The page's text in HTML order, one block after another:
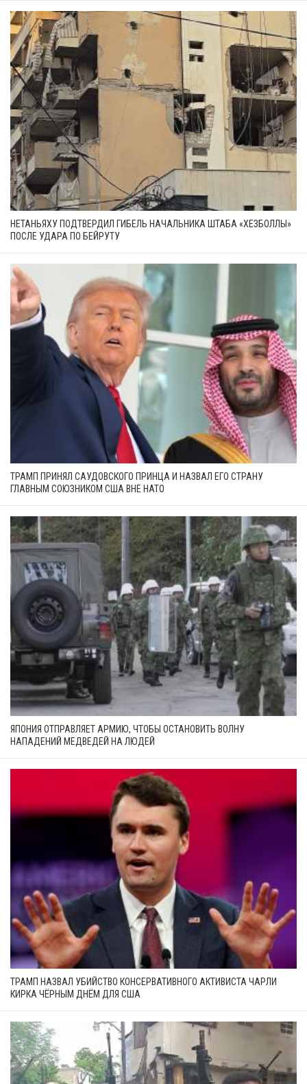
НЕТАНЬЯХУ ПОДТВЕРДИЛ ГИБЕЛЬ НАЧАЛЬНИКА ШТАБА «ХЕЗБОЛЛЫ»
ПОСЛЕ УДАРА ПО БЕЙРУТУ
ТРАМП ПРИНЯЛ САУДОВСКОГО ПРИНЦА И НАЗВАЛ ЕГО СТРАНУ
ГЛАВНЫМ СОЮЗНИКОМ США ВНЕ НАТО
ЯПОНИЯ ОТПРАВЛЯЕТ АРМИЮ, ЧТОБЫ ОСТАНОВИТЬ ВОЛНУ
НАПАДЕНИЙ МЕДВЕДЕЙ НА ЛЮДЕЙ
ТРАМП НАЗВАЛ УБИЙСТВО КОНСЕРВАТИВНОГО АКТИВИСТА ЧАРЛИ
КИРКА ЧЁРНЫМ ДНЁМ ДЛЯ США